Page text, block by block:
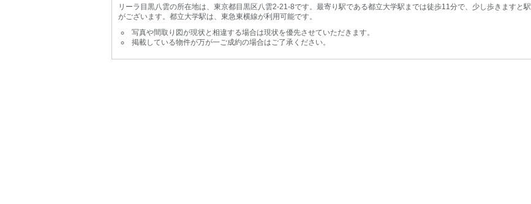
リーラ目黒八雲の所在地は、東京都目黒区八雲2-21-8です。最寄り駅である都立大学駅までは徒歩11分で、少し歩きますと駅
がございます。都立大学駅は、東急東横線が利用可能です。
写真や間取り図が現状と相違する場合は現状を優先させていただきます。
掲載している物件が万が一ご成約の場合はご了承ください。